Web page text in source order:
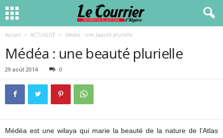
Accueil ACTUALITÉ Médéa : une beauté plurielle
Médéa : une beauté plurielle
29 août 2014 0
Médéa est une wilaya qui marie la beauté de la nature de l’Atlas